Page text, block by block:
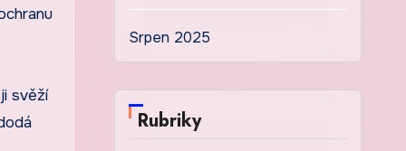
svěží
Srpen 2025
Rubriky